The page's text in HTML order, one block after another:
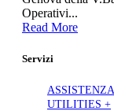
Operativi...
Read More
Servizi
ASSISTENZA
UTILITIES +